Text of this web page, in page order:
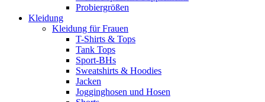
Probiergrößen
Kleidung
Kleidung für Frauen
T-Shirts & Tops
Tank Tops
Sport-BHs
Sweatshirts & Hoodies
Jacken
Jogginghosen und Hosen